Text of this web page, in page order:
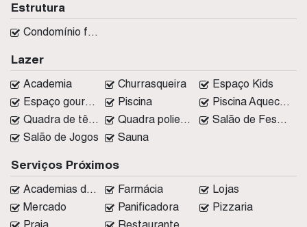
Lazer
Academia Churrasqueira
Espaço Kids
Espaço gourmet
Piscina
Piscina Aquecida
Quadra de tênis
Quadra poliesportiva
Salão de Festas
Salão de Jogos
Sauna
Serviços Próximos
Academias de ginástica Farmácia
Lojas
Mercado
Panificadora
Pizzaria
Estrutura
Condomínio fechado